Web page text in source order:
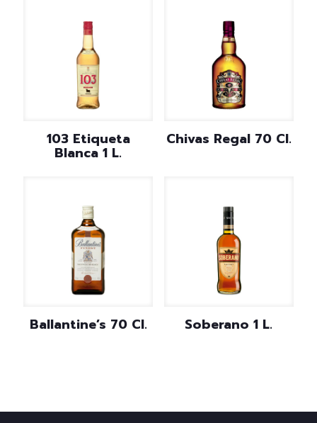
103 Etiqueta
Blanca 1 L.
Chivas Regal 70 Cl.
Ballantine’s 70 Cl. Soberano 1 L.